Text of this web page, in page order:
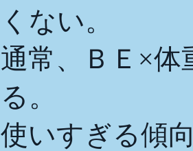
くない。
通常、ＢＥ×体
る。
使いすぎる傾